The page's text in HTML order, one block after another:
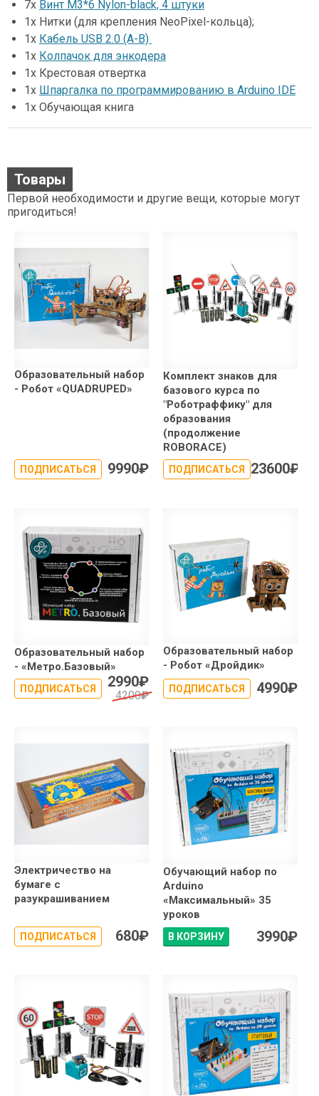
7x Винт М3*6 Nylon-black, 4 штуки
1x Нитки (для крепления NeoPixel-кольца);
1x Кабель USB 2.0 (A-B)
1х Колпачок для энкодера
1х Крестовая отвертка
1х Шпаргалка по программированию в Arduino IDE
1х Обучающая книга
Товары
Первой необходимости и другие вещи, которые могут
пригодиться!
Образовательный набор
- Робот «QUADRUPED»
ПОДПИСАТЬСЯ 9990₽
Комплект знаков для
базового курса по
"Роботраффику" для
образования
(продолжение
ROBORACE)
ПОДПИСАТЬСЯ 23600₽
Образовательный набор
- «Метро.Базовый»
ПОДПИСАТЬСЯ 2990₽
4200₽
Образовательный набор
- Робот «Дройдик»
ПОДПИСАТЬСЯ 4990₽
Электричество на
бумаге с
разукрашиванием
ПОДПИСАТЬСЯ 680₽
Обучающий набор по
Arduino
«Максимальный» 35
уроков
В КОРЗИНУ 3990₽